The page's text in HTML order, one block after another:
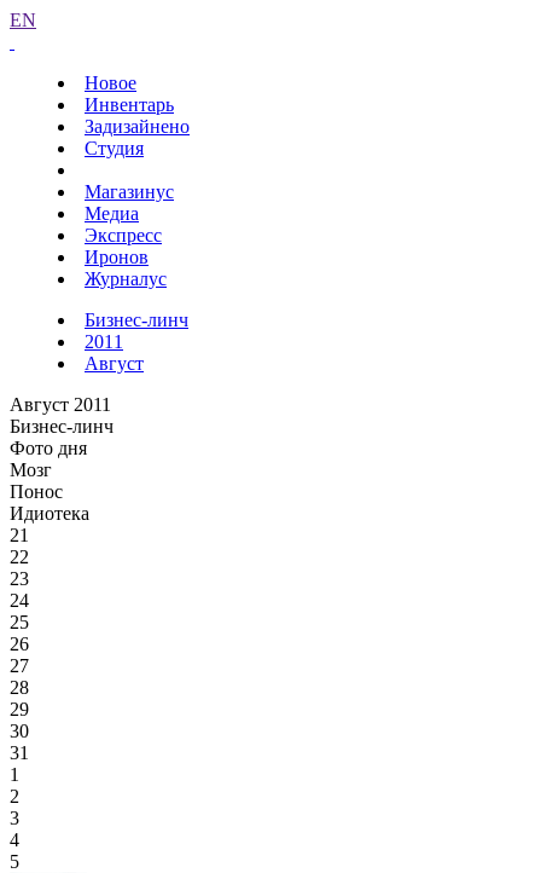
EN
Новое
Инвентарь
Задизайнено
Студия
Магазинус
Медиа
Экспресс
Иронов
Журналус
Бизнес-линч
2011
Август
Август 2011
Бизнес-линч
Фото дня
Мозг
Понос
Идиотека
21
22
23
24
25
26
27
28
29
30
31
1
2
3
4
5